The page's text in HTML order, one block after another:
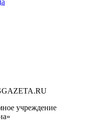
учреждение